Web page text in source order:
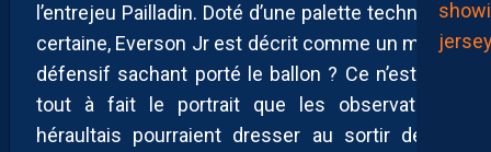
l’entrejeu Pailladin. Doté d’une palette technique
certaine, Everson Jr est décrit comme un milieu
défensif sachant porté le ballon ? Ce n’est pas
tout à fait le portrait que les observateurs
héraultais pourraient dresser au sortir de sa